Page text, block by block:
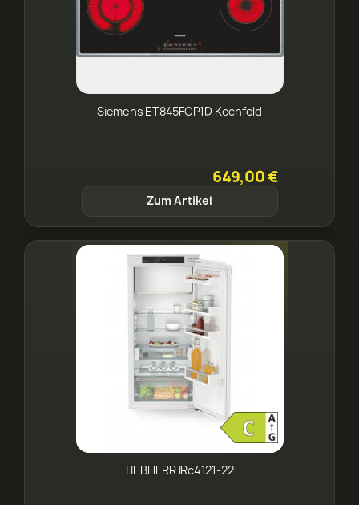
Siemens ET845FCP1D Kochfeld
649,00 €
Zum Artikel
LIEBHERR IRc4121-22